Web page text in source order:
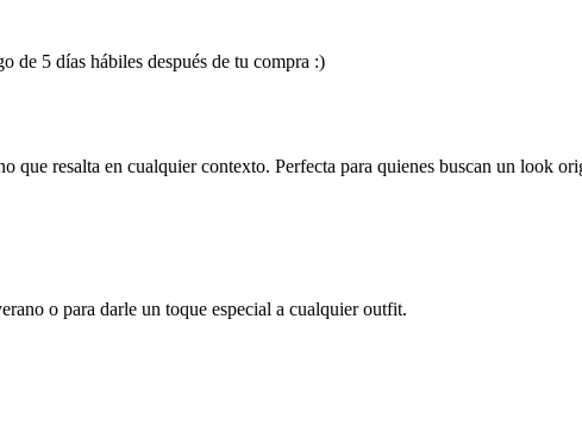
de 5 días hábiles después de tu compra :)
resalta en cualquier contexto. Perfecta para quienes buscan un look
o para darle un toque especial a cualquier outfit.